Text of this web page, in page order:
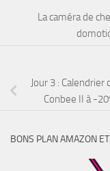
La caméra de
Jour 3 : Calendrier
Conbee II à -
BONS PLAN AMAZON